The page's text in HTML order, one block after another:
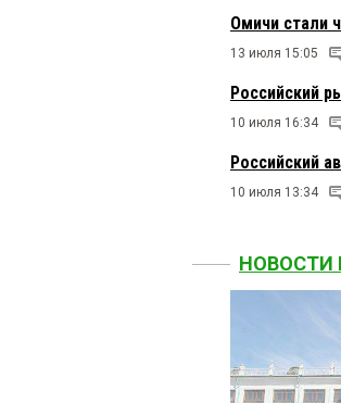
Омичи стали
13 июля 15:05
Российский
10 июля 16:34
Российский
10 июля 13:34
НОВОСТИ